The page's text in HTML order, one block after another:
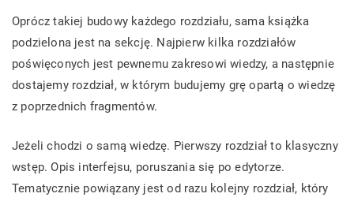
Oprócz takiej budowy każdego rozdziału, sama książka
podzielona jest na sekcję. Najpierw kilka rozdziałów
poświęconych jest pewnemu zakresowi wiedzy, a następnie
dostajemy rozdział, w którym budujemy grę opartą o wiedzę
z poprzednich fragmentów.
Jeżeli chodzi o samą wiedzę. Pierwszy rozdział to klasyczny
wstęp. Opis interfejsu, poruszania się po edytorze.
Tematycznie powiązany jest od razu kolejny rozdział, który